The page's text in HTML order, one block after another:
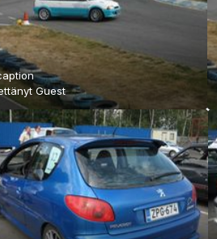
Guest